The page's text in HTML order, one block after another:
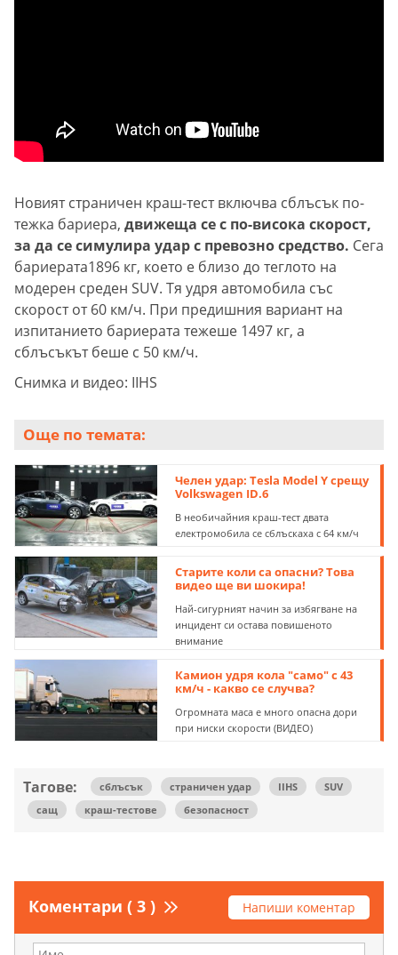
Новият страничен краш-тест включва сблъсък по-
тежка бариера, движеща се с по-висока скорост,
за да се симулира удар с превозно средство. Сега
бариерата1896 кг, което е близо до теглото на
модерен среден SUV. Тя удря автомобила със
скорост от 60 км/ч. При предишния вариант на
изпитанието бариерата тежеше 1497 кг, а
сблъсъкът беше с 50 км/ч.
Снимка и видео: IIHS
Още по темата:
Челен удар: Tesla Model Y срещу
Volkswagen ID.6
В необичайния краш-тест двата
електромобила се сблъскаха с 64 км/ч
Старите коли са опасни? Това
видео ще ви шокира!
Най-сигурният начин за избягване на
инцидент си остава повишеното
внимание
Камион удря кола "само" с 43
км/ч - какво се случва?
Огромната маса е много опасна дори
при ниски скорости (ВИДЕО)
Тагове: сблъсък страничен удар IIHS
SUV
сащ
краш-тестове безопасност
Коментари ( 3 ) Напиши коментар